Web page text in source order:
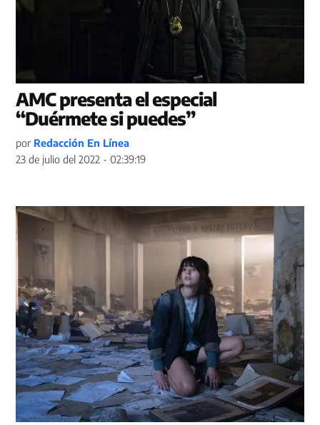
AMC presenta el especial
“Duérmete si puedes”
por Redacción En Línea
23 de julio del 2022 - 02:39:19